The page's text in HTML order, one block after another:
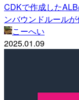
CDKで作成した
ンバウンドルール
こーへい
2025.01.09